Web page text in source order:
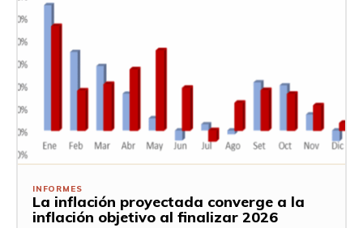
INFORMES
La inflación proyectada converge a la
inflación objetivo al finalizar 2026